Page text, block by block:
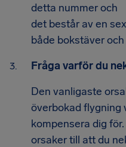
detta nummer och
det består av en
både bokstäver
Fråga varför du
Den vanligaste
överbokad flygning
kompensera dig
orsaker till att du